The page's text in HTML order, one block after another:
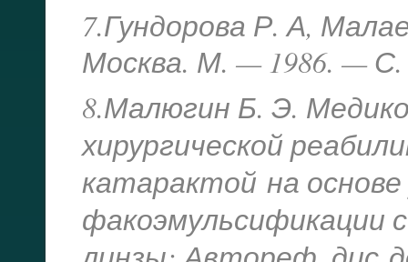
7.Гундорова Р. А,
Москва. М. — 1986. — С.
8.Малюгин Б. Э.
хирургической
катарактой на
факоэмульсификации